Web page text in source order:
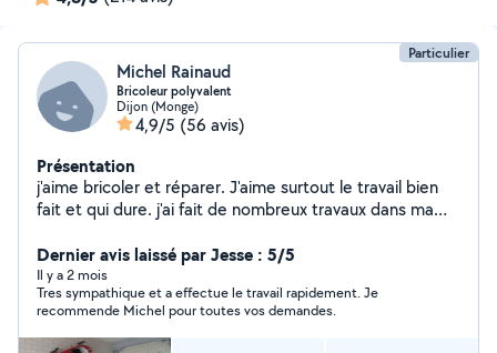
Particulier
Michel Rainaud
Bricoleur polyvalent
Dijon (Monge)
4,9/5 (56 avis)
Présentation
j'aime bricoler et réparer. J'aime surtout le travail bien
fait et qui dure. j'ai fait de nombreux travaux dans ma
Dernier avis laissé par Jesse : 5/5
Il y a 2 mois
Tres sympathique et a effectue le travail rapidement. Je
recommende Michel pour toutes vos demandes.